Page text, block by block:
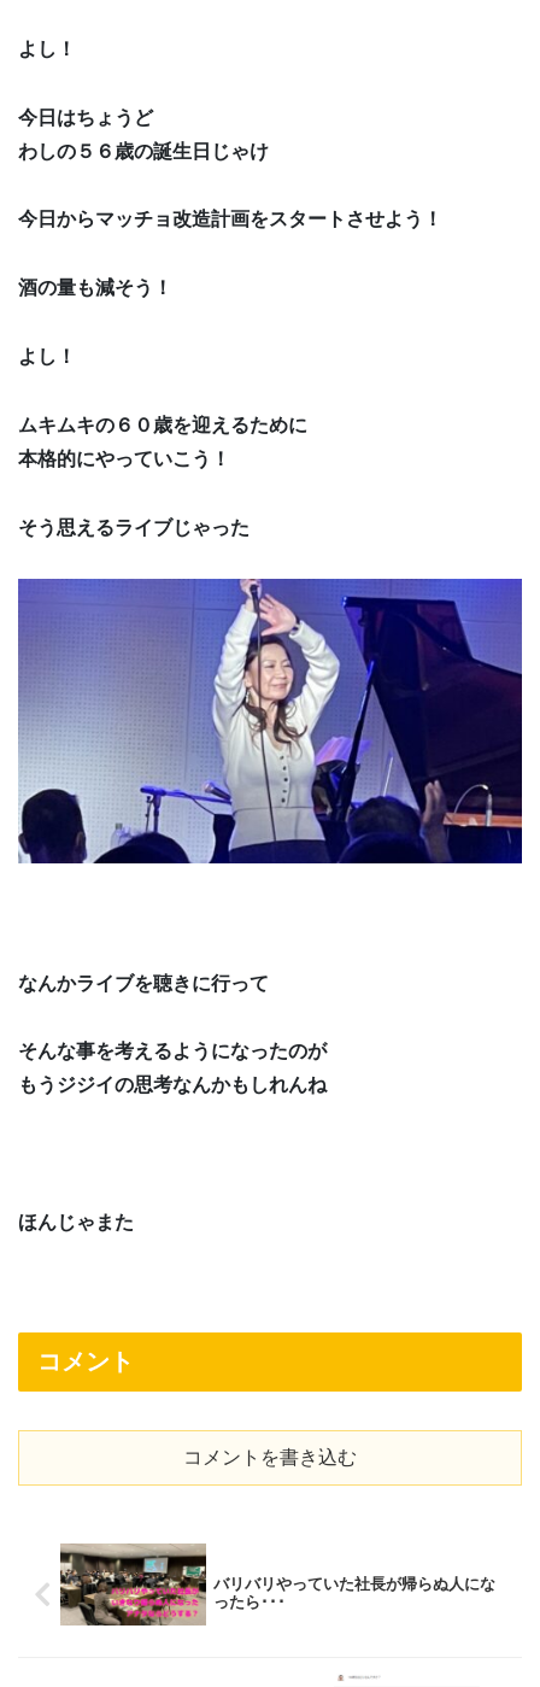
よし！
今日はちょうど
わしの５６歳の誕生日じゃけ
今日からマッチョ改造計画をスタートさせよう！
酒の量も減そう！
よし！
ムキムキの６０歳を迎えるために
本格的にやっていこう！
そう思えるライブじゃった
なんかライブを聴きに行って
そんな事を考えるようになったのが
もうジジイの思考なんかもしれんね
ほんじゃまた
コメント
コメントを書き込む
バリバリやっていた社長が帰らぬ人にな
ったら･･･